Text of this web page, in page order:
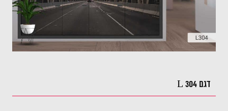
דגם L 304